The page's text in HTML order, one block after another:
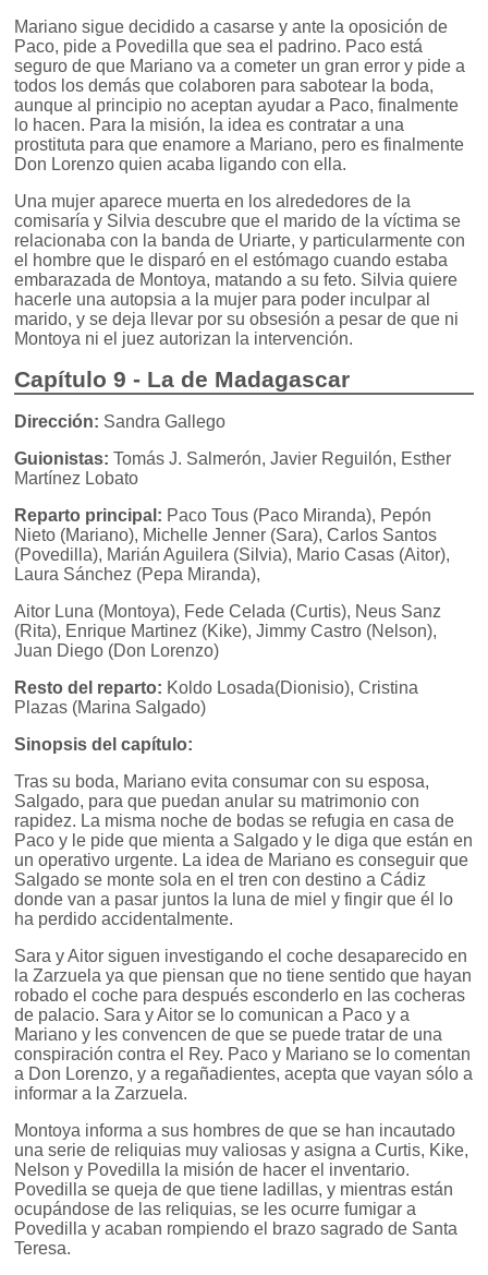
Mariano sigue decidido a casarse y ante la oposición de
Paco, pide a Povedilla que sea el padrino. Paco está
seguro de que Mariano va a cometer un gran error y pide a
todos los demás que colaboren para sabotear la boda,
aunque al principio no aceptan ayudar a Paco, finalmente
lo hacen. Para la misión, la idea es contratar a una
prostituta para que enamore a Mariano, pero es finalmente
Don Lorenzo quien acaba ligando con ella.
Una mujer aparece muerta en los alrededores de la
comisaría y Silvia descubre que el marido de la víctima se
relacionaba con la banda de Uriarte, y particularmente con
el hombre que le disparó en el estómago cuando estaba
embarazada de Montoya, matando a su feto. Silvia quiere
hacerle una autopsia a la mujer para poder inculpar al
marido, y se deja llevar por su obsesión a pesar de que ni
Montoya ni el juez autorizan la intervención.
Capítulo 9 - La de Madagascar
Dirección: Sandra Gallego
Guionistas: Tomás J. Salmerón, Javier Reguilón, Esther
Martínez Lobato
Reparto principal: Paco Tous (Paco Miranda), Pepón
Nieto (Mariano), Michelle Jenner (Sara), Carlos Santos
(Povedilla), Marián Aguilera (Silvia), Mario Casas (Aitor),
Laura Sánchez (Pepa Miranda),
Aitor Luna (Montoya), Fede Celada (Curtis), Neus Sanz
(Rita), Enrique Martinez (Kike), Jimmy Castro (Nelson),
Juan Diego (Don Lorenzo)
Resto del reparto: Koldo Losada(Dionisio), Cristina
Plazas (Marina Salgado)
Sinopsis del capítulo:
Tras su boda, Mariano evita consumar con su esposa,
Salgado, para que puedan anular su matrimonio con
rapidez. La misma noche de bodas se refugia en casa de
Paco y le pide que mienta a Salgado y le diga que están en
un operativo urgente. La idea de Mariano es conseguir que
Salgado se monte sola en el tren con destino a Cádiz
donde van a pasar juntos la luna de miel y fingir que él lo
ha perdido accidentalmente.
Sara y Aitor siguen investigando el coche desaparecido en
la Zarzuela ya que piensan que no tiene sentido que hayan
robado el coche para después esconderlo en las cocheras
de palacio. Sara y Aitor se lo comunican a Paco y a
Mariano y les convencen de que se puede tratar de una
conspiración contra el Rey. Paco y Mariano se lo comentan
a Don Lorenzo, y a regañadientes, acepta que vayan sólo a
informar a la Zarzuela.
Montoya informa a sus hombres de que se han incautado
una serie de reliquias muy valiosas y asigna a Curtis, Kike,
Nelson y Povedilla la misión de hacer el inventario.
Povedilla se queja de que tiene ladillas, y mientras están
ocupándose de las reliquias, se les ocurre fumigar a
Povedilla y acaban rompiendo el brazo sagrado de Santa
Teresa.